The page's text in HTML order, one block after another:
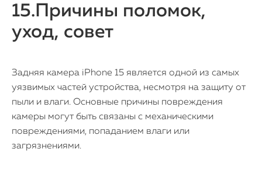
15.Причины поломок,
уход, совет
Задняя камера iPhone 15 является одной из самых
уязвимых частей устройства, несмотря на защиту от
пыли и влаги. Основные причины повреждения
камеры могут быть связаны с механическими
повреждениями, попаданием влаги или
загрязнениями.